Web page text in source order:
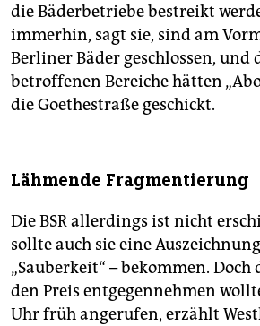
die Bäderbetriebe bestreikt
immerhin, sagt sie, sind am
Berliner Bäder geschlossen, und
betroffenen Bereiche hätten
die Goethestraße geschickt.
Lähmende Fragmentierung
Die BSR allerdings ist nicht
sollte auch sie eine
„Sauberkeit“ – bekommen. Doch
den Preis entgegennehmen
Uhr früh angerufen, erzählt